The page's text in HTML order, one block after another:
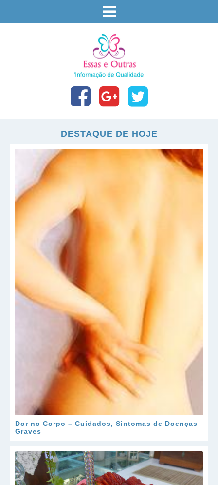
DESTAQUE DE HOJE
Dor no Corpo – Cuidados, Sintomas de Doenças
Graves